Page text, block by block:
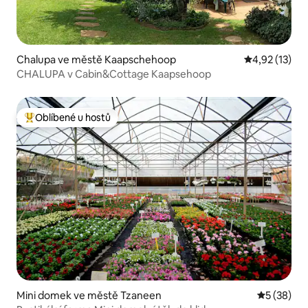
Chalupa ve městě Kaapschehoop Průměrné
4,92 (13)
CHALUPA v Cabin&Cottage Kaapsehoop
Nejlepší v kategorii Oblíbené u hostů
Oblíbené u hostů
Mini domek ve městě Tzaneen Průměrné
5 (38)